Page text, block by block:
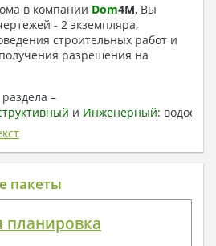
в компании Dom4M, Вы
- 2 экземпляра,
строительных работ и
разрешения на
–
и Инженерный:
канализация,
за дополнительную
записка.
осей
пакеты
планировка